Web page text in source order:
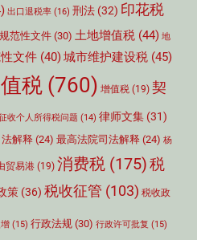
出口退税率 (16) 刑法 (32) 印花税
范性文件 (30) 土地增值税 (44) 地
文件 (40)城市维护建设税 (45)
税 (760) 增值税 (19) 契
收个人所得税问题 (14) 律师文集 (31)
解释 (24) 最高法院司法解释 (24) 杨
贸易港 (19) 消费税 (175)税
策 (36) 税收征管 (103) 税收政
(15) 行政法规 (30) 行政许可批复 (15)